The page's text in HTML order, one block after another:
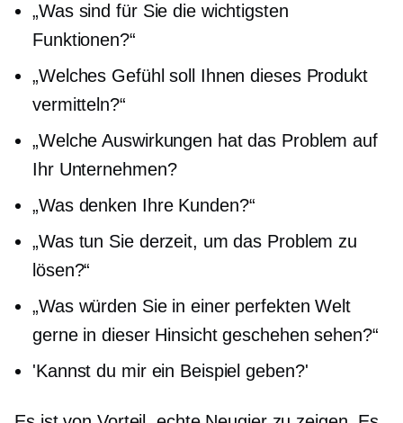
„Was sind für Sie die wichtigsten
Funktionen?“
„Welches Gefühl soll Ihnen dieses Produkt
vermitteln?“
„Welche Auswirkungen hat das Problem auf
Ihr Unternehmen?
„Was denken Ihre Kunden?“
„Was tun Sie derzeit, um das Problem zu
lösen?“
„Was würden Sie in einer perfekten Welt
gerne in dieser Hinsicht geschehen sehen?“
'Kannst du mir ein Beispiel geben?'